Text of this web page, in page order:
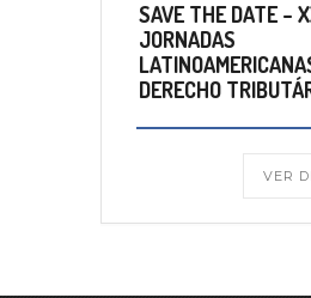
SAVE THE DATE –
JORNADAS
DERECHO
VER